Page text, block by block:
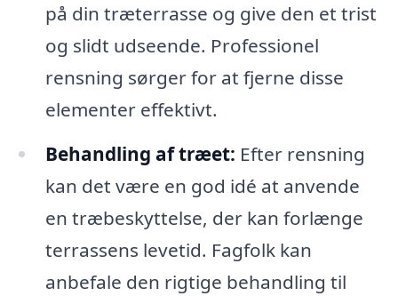
på din træterrasse og give den et trist
og slidt udseende. Professionel
rensning sørger for at fjerne disse
elementer effektivt.
Behandling af træet: Efter rensning
kan det være en god idé at anvende
en træbeskyttelse, der kan forlænge
terrassens levetid. Fagfolk kan
anbefale den rigtige behandling til